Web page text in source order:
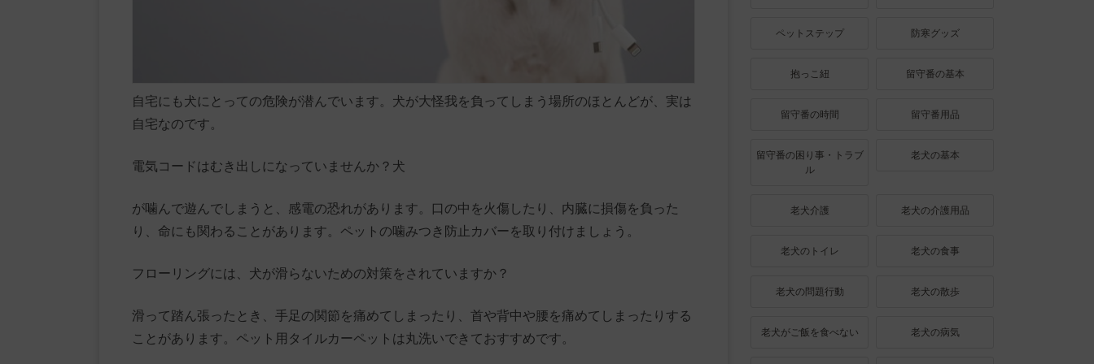
自宅にも犬にとっての危険が潜んでいます。犬が大怪我を負ってしまう場所のほとんどが、実は
自宅なのです。
電気コードはむき出しになっていませんか？犬
が噛んで遊んでしまうと、感電の恐れがあります。口の中を火傷したり、内臓に損傷を負った
り、命にも関わることがあります。ペットの噛みつき防止カバーを取り付けましょう。
フローリングには、犬が滑らないための対策をされていますか？
滑って踏ん張ったとき、手足の関節を痛めてしまったり、首や背中や腰を痛めてしまったりする
ことがあります。ペット用タイルカーペットは丸洗いできておすすめです。
ペットステップ 防寒グッズ
抱っこ紐 留守番の基本
留守番の時間 留守番用品
留守番の困り事・トラブ
ル
老犬の基本
老犬介護 老犬の介護用品
老犬のトイレ 老犬の食事
老犬の問題行動 老犬の散歩
老犬がご飯を食べない 老犬の病気